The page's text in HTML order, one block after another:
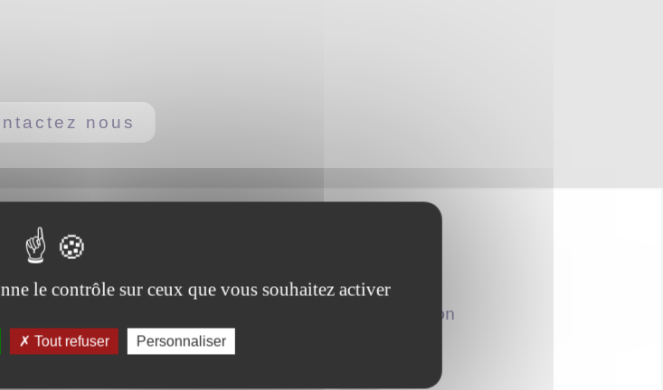
nous
le contrôle sur ceux que vous souhaitez activer
Tout refuser Personnaliser